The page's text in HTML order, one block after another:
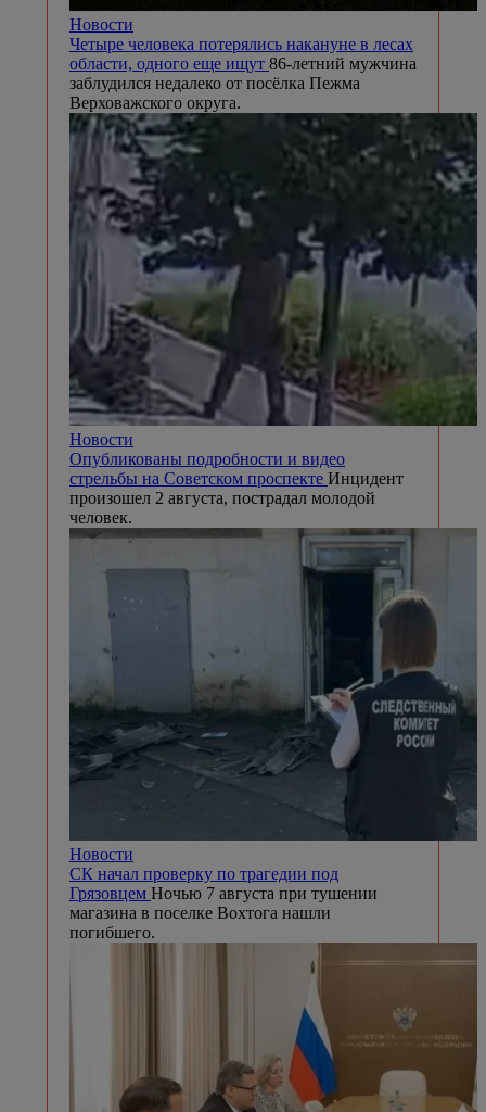
Новости
Четыре человека потерялись накануне в лесах
области, одного еще ищут 86-летний мужчина
заблудился недалеко от посёлка Пежма
Верховажского округа.
Новости
Опубликованы подробности и видео
стрельбы на Советском проспекте Инцидент
произошел 2 августа, пострадал молодой
человек.
Новости
СК начал проверку по трагедии под
Грязовцем Ночью 7 августа при тушении
магазина в поселке Вохтога нашли
погибшего.